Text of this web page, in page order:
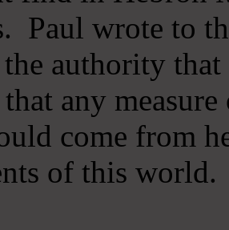
Paul wrote to
the authority
that any
come from
of this world.